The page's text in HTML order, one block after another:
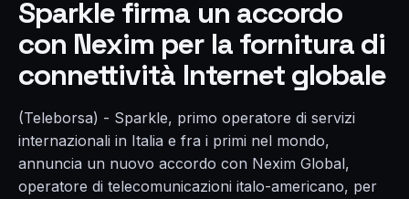
Sparkle firma un accordo
con Nexim per la fornitura di
connettività Internet globale
(Teleborsa) - Sparkle, primo operatore di servizi
internazionali in Italia e fra i primi nel mondo,
annuncia un nuovo accordo con Nexim Global,
operatore di telecomunicazioni italo-americano, per